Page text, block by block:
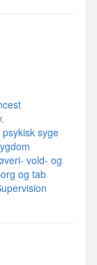
syge
vold- og
og tab